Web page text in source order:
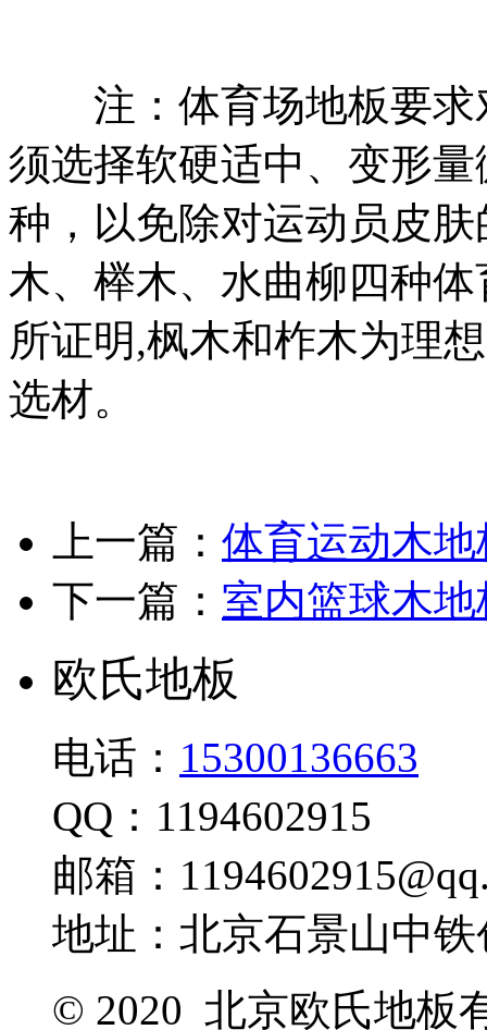
注：体育场地板要求
须选择软硬适中、变形
种，以免除对运动员皮
木、榉木、水曲柳四种
所证明,枫木和柞木为理
选材。
上一篇： 体育运动木
下一篇： 室内篮球木
欧氏地板
电话： 15300136663
QQ：1194602915
邮箱：
地址：北京石景山中
© 2020 北京欧氏地板